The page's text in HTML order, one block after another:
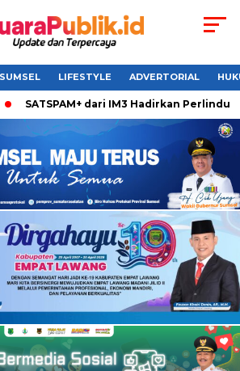
SUMSEL LIFESTYLE ADVERTORIAL
dari IM3 Hadirkan Perlindungan